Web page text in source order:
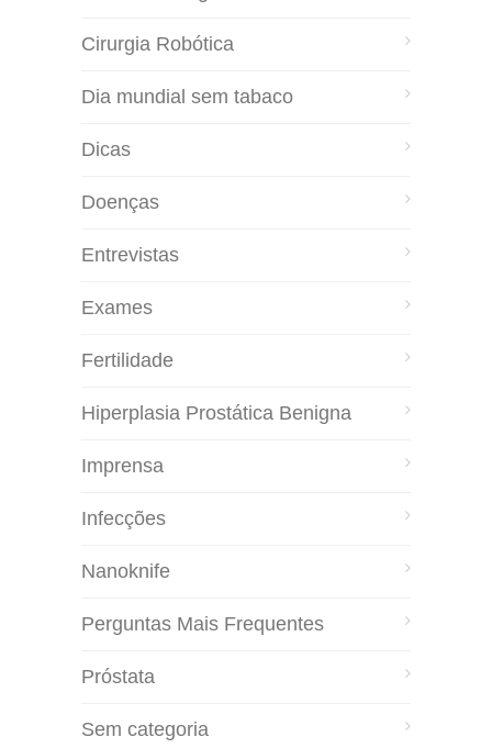
Cirurgia Robótica
Dia mundial sem tabaco
Dicas
Doenças
Entrevistas
Exames
Fertilidade
Hiperplasia Prostática Benigna
Imprensa
Infecções
Nanoknife
Perguntas Mais Frequentes
Próstata
Sem categoria